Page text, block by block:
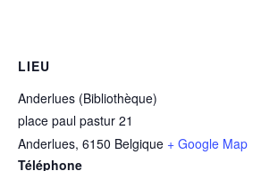
LIEU
Anderlues (Bibliothèque)
place paul pastur 21
Anderlues, 6150 Belgique + Google Map
Téléphone